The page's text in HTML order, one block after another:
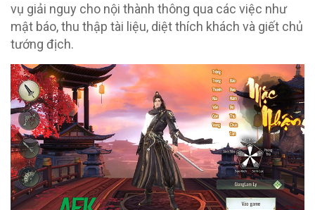
vụ giải nguy cho nội thành thông qua các việc như
mật báo, thu thập tài liệu, diệt thích khách và giết chủ
tướng địch.